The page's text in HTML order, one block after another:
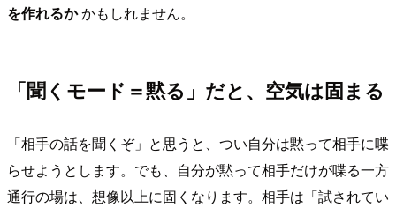
を作れるかかもしれません。
「聞くモード＝黙る」だと、空気は固まる
「相手の話を聞くぞ」と思うと、つい自分は黙って相手に喋
らせようとします。でも、自分が黙って相手だけが喋る一方
通行の場は、想像以上に固くなります。相手は「試されてい